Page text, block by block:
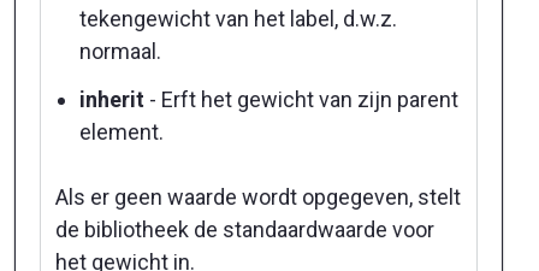
tekengewicht van het label, d.w.z.
normaal.
inherit - Erft het gewicht van zijn parent
element.
Als er geen waarde wordt opgegeven, stelt
de bibliotheek de standaardwaarde voor
het gewicht in.